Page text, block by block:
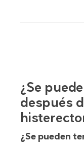
¿Se
después
¿Se pueden